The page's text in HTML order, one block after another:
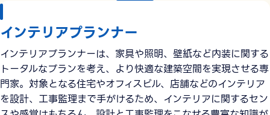
インテリアプランナー
インテリアプランナーは、家具や照明、壁紙など内装に関する
トータルなプランを考え、より快適な建築空間を実現させる専
門家。対象となる住宅やオフィスビル、店舗などのインテリア
を設計、工事監理まで手がけるため、インテリアに関するセン